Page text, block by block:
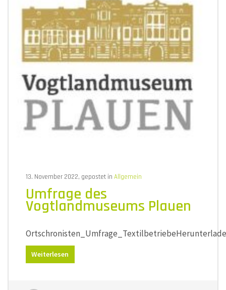
13. November 2022, gepostet in Allgemein
Umfrage des
Vogtlandmuseums Plauen
Weiterlesen